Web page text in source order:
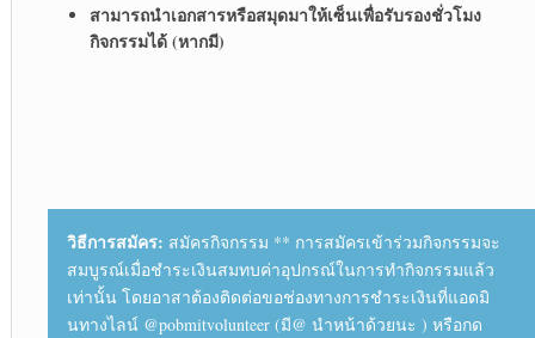
สามารถนำเอกสารหรือสมุดมาให้เซ็นเพื่อรับรองชั่วโมง
กิจกรรมได้ (หากมี)
วิธีการสมัคร: สมัครกิจกรรม ** การสมัครเข้าร่วมกิจกรรมจะ
สมบูรณ์เมื่อชำระเงินสมทบค่าอุปกรณ์ในการทำกิจกรรมแล้ว
เท่านั้น โดยอาสาต้องติดต่อขอช่องทางการชำระเงินที่แอดมิ
นทางไลน์ @pobmitvolunteer (มี@ นำหน้าด้วยนะ ) หรือกด